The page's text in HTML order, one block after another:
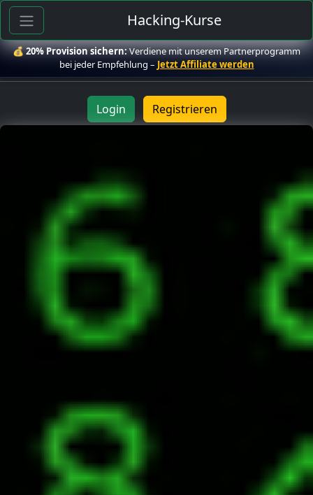
Hacking-Kurse
💰20% Provision sichern:Verdiene mit unserem Partnerprogramm
bei jeder Empfehlung – Jetzt Affiliate werden
Login Registrieren